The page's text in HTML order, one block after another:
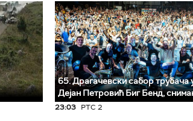
65. Драгачевски сабор трубача
Дејан Петровић Биг Бeнд,
23:03 РТС 2